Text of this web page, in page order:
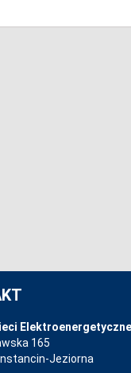
Elektroenergetyczne
165
Jeziorna